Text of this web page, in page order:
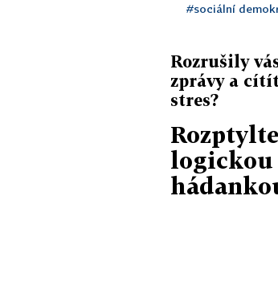
#sociální
Rozrušily
zprávy a
stres?
logickou